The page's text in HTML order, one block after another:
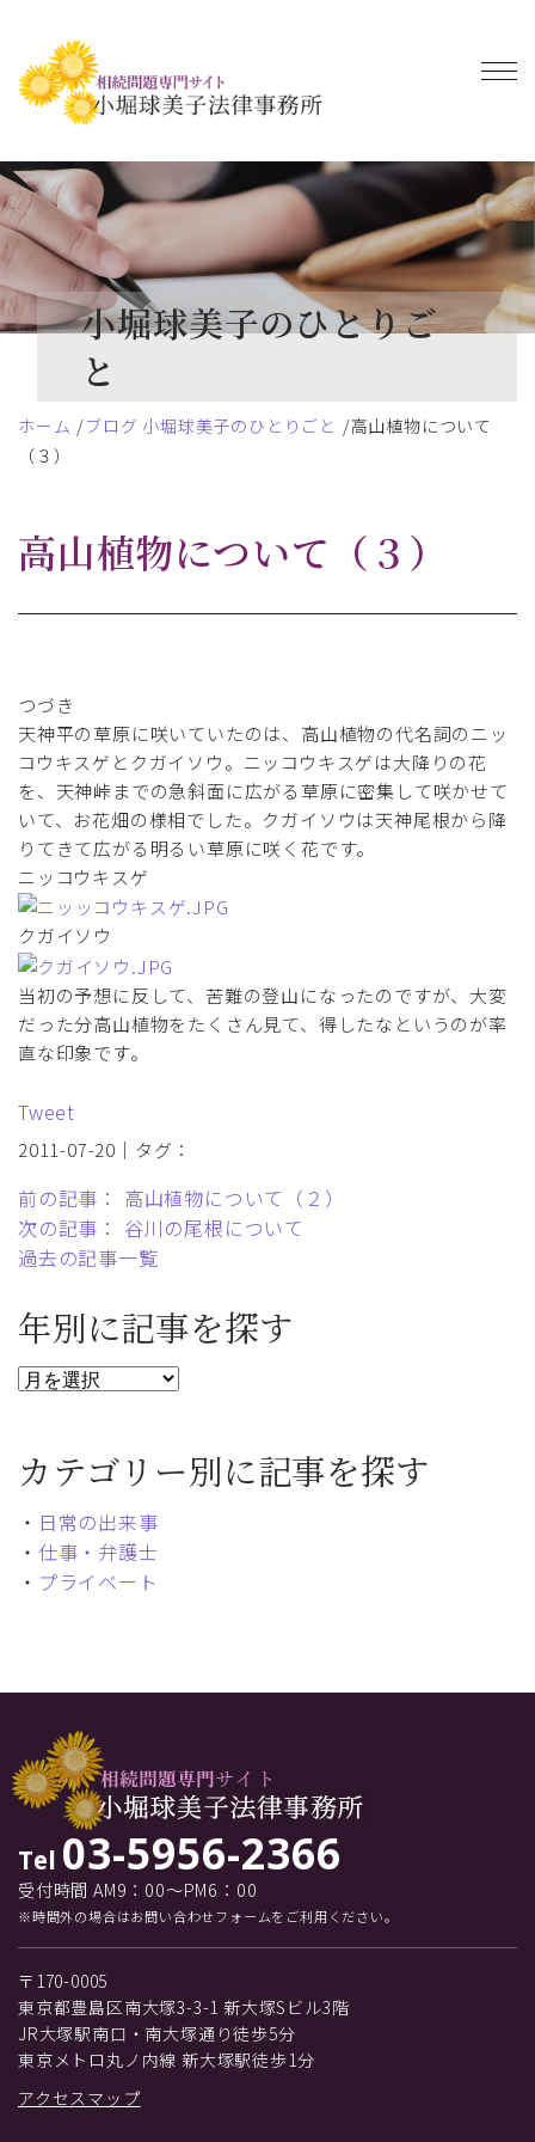
小堀球美子のひとりご
と
ホーム ブログ 小堀球美子のひとりごと
高山植物について
（３）
高山植物について（３）
つづき
天神平の草原に咲いていたのは、高山植物の代名詞のニッ
コウキスゲとクガイソウ。ニッコウキスゲは大降りの花
を、天神峠までの急斜面に広がる草原に密集して咲かせて
いて、お花畑の様相でした。クガイソウは天神尾根から降
りてきて広がる明るい草原に咲く花です。
ニッコウキスゲ
クガイソウ
当初の予想に反して、苦難の登山になったのですが、大変
だった分高山植物をたくさん見て、得したなというのが率
直な印象です。
Tweet
2011-07-20｜タグ：
前の記事： 高山植物について（２）
次の記事： 谷川の尾根について
過去の記事一覧
年別に記事を探す
カテゴリー別に記事を探す
・ 日常の出来事
・ 仕事・弁護士
・ プライベート
Tel 03-5956-2366
受付時間 AM9：00～PM6：00
※時間外の場合はお問い合わせフォームをご利用ください。
〒170-0005
東京都豊島区南大塚3-3-1 新大塚Sビル3階
JR大塚駅南口・南大塚通り徒歩5分
東京メトロ丸ノ内線 新大塚駅徒歩1分
アクセスマップ